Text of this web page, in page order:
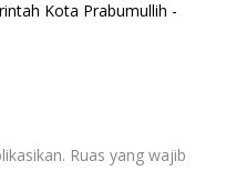
Kota Prabumullih -
Ruas yang wajib